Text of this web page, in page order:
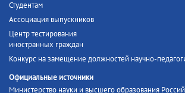
Студентам
Ассоциация выпускников
Центр тестирования
иностранных граждан
Конкурс на замещение должностей научно-
Официальные источники
Министерство науки и высшего образования